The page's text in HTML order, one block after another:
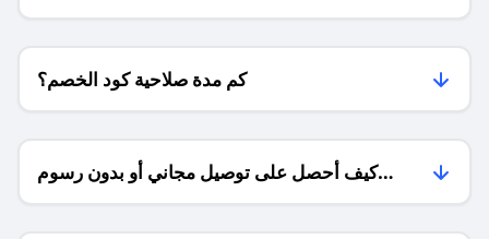
للمتاجر؟
كم مدة صلاحية كود الخصم؟
كيف أحصل على توصيل مجاني أو بدون رسوم
الشحن ؟